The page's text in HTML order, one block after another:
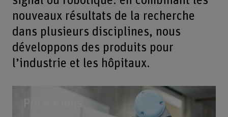
nouveaux résultats de la recherche
dans plusieurs disciplines, nous
développons des produits pour
l’industrie et les hôpitaux.
Prestations